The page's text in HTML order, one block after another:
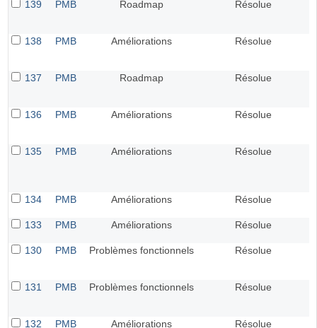
139 PMB Roadmap Résolue
138 PMB Améliorations Résolue
137 PMB Roadmap Résolue
136 PMB Améliorations Résolue
135 PMB Améliorations Résolue
134 PMB Améliorations Résolue
133 PMB Améliorations Résolue
130 PMB Problèmes fonctionnels Résolue
131 PMB Problèmes fonctionnels Résolue
132 PMB Améliorations Résolue